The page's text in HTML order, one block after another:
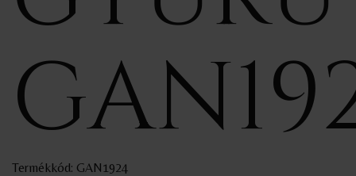
Termékkód: GAN1924